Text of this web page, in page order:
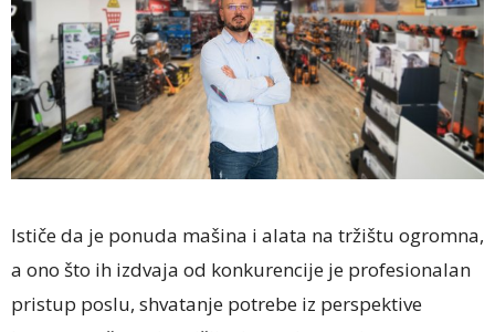
Ističe da je ponuda mašina i alata na tržištu ogromna,
a ono što ih izdvaja od konkurencije je profesionalan
pristup poslu, shvatanje potrebe iz perspektive